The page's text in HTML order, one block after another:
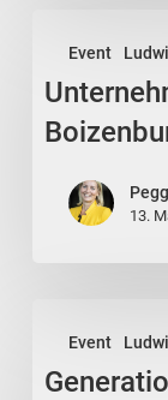
Event
Boizenburg
13.
Event
Konflikt
oder